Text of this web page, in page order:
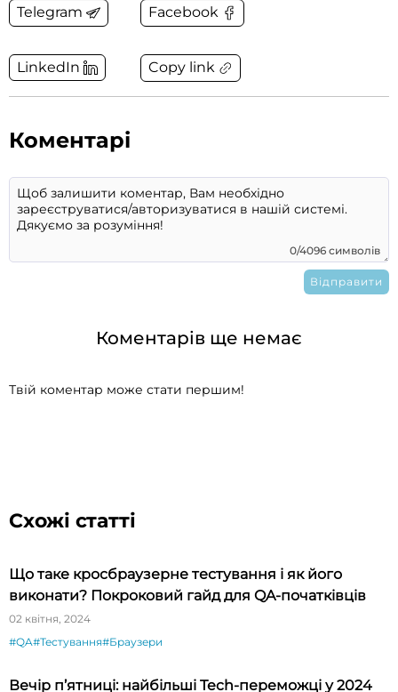
Telegram Facebook
LinkedIn Copy link
Коментарі
0/4096 символів
Коментарів ще немає
Твій коментар може стати першим!
Схожі статті
Що таке кросбраузерне тестування і як його
виконати? Покроковий гайд для QA-початківців
02 квітня, 2024
#QA#Тестування#Браузери
Вечір п’ятниці: найбільші Tech-переможці у 2024